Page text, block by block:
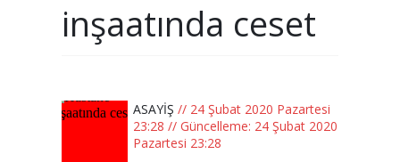
inşaatında ceset
ASAYİŞ // 24 Şubat 2020 Pazartesi
23:28 // Güncelleme: 24 Şubat 2020
Pazartesi 23:28